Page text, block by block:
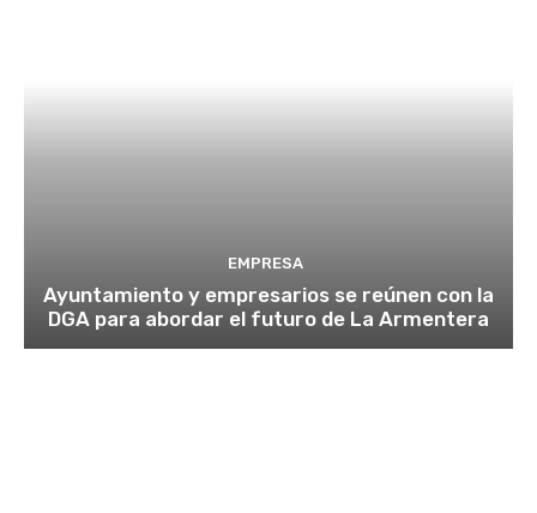
EMPRESA
Ayuntamiento y empresarios se reúnen con la
DGA para abordar el futuro de La Armentera